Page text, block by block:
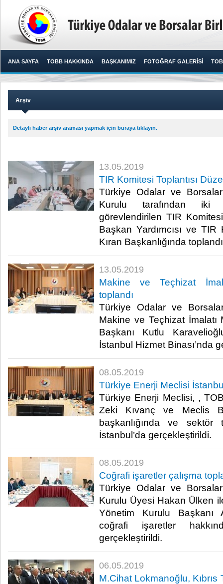
ANA SAYFA TOBB HAKKINDA BAŞKANIMIZ FOTOĞRAF GALERİSİ
Arşiv
Detaylı haber arşiv araması yapmak için buraya tıklayın.
13.05.2019
TIR Komitesi Toplantısı
Türkiye Odalar ve
Kurulu tarafından iki
görevlendirilen TIR
Başkan Yardımcısı ve
Kıran Başkanlığında
13.05.2019
Makine ve Teçhizat
toplandı
Türkiye Odalar ve
Makine ve Teçhizat İmalatı
Başkanı Kutlu
İstanbul Hizmet Binası’nda
08.05.2019
Türkiye Enerji Meclisi
Türkiye Enerji Meclisi, ,
Zeki Kıvanç ve Meclis
başkanlığında ve sektör
İstanbul’da gerçekleştirildi. ​
08.05.2019
Coğrafi işaretler çalışma
Türkiye Odalar ve
Kurulu Üyesi Hakan Ülken
Yönetim Kurulu Başkanı
coğrafi işaretler
gerçekleştirildi.​
06.05.2019
M.Cihat Lokmanoğlu,